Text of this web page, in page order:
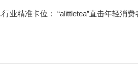
业精准卡位： “alittletea”直击年轻消费